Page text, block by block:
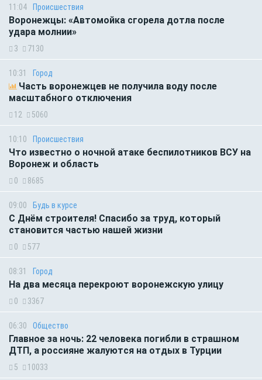
11:04 Происшествия
Воронежцы: «Автомойка сгорела дотла после
удара молнии»
3 7130
10:31 Город
Часть воронежцев не получила воду после
масштабного отключения
12 5060
10:10 Происшествия
Что известно о ночной атаке беспилотников ВСУ на
Воронеж и область
0 8685
09:00 Будь в курсе
С Днём строителя! Спасибо за труд, который
становится частью нашей жизни
0 577
08:31 Город
На два месяца перекроют воронежскую улицу
0 3367
06:30 Общество
Главное за ночь: 22 человека погибли в страшном
ДТП, а россияне жалуются на отдых в Турции
5 10033